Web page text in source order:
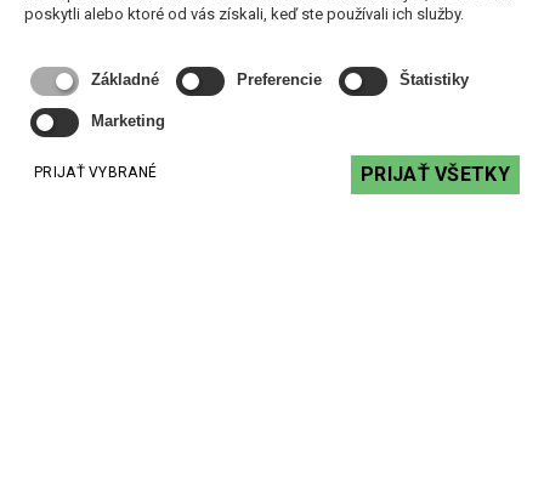
poskytli alebo ktoré od vás získali, keď ste používali ich služby.
Základné Preferencie Štatistiky
Marketing
PRIJAŤ VYBRANÉ PRIJAŤ VŠETKY